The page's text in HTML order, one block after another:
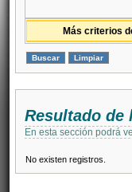
Más criterios
Resultado de
En esta sección podrá
No existen registros.